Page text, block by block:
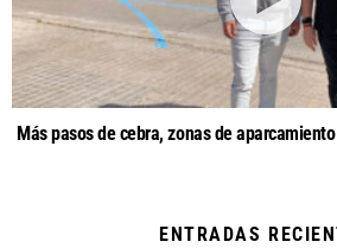
Más pasos de cebra, zonas de
ENTRADAS